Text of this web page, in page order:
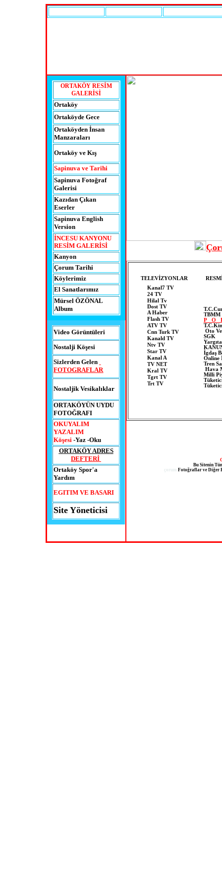
ORTAKÖY RESİM
GALERİSİ
Ortaköy
Ortaköyde Gece
Ortaköyden İnsan
Manzaraları
Ortaköy ve Kış
Sapinuva ve Tarihi
Sapinuva Fotoğraf
Galerisi
Kazıdan Çıkan
Eserler
Sapinuva English
Version
İNCESU KANYONU
RESİM GALERİSİ
Kanyon
Çorum Tarihi
Köylerimiz
El Sanatlarımız
Mürsel ÖZÖNAL
Album
Video Görüntüleri
Nostalji Köşesi
Sizlerden Gelen
FOTOGRAFLAR
Nostaljik Vesikalıklar
ORTAKÖYÜN UYDU
FOTOĞRAFI
OKUYALIM
YAZALIM
Köşesi-Yaz -Oku
ORTAKÖY ADRES
DEFTERİ
Ortaköy Spor'a
Yardım
EGITIM VE BASARI
Site Yöneticisi
TELEVİZYONLAR
Kanal7 TV
24 TV
Hilal Tv
Dost TV
A Haber
Flash TV
ATV TV
Cnn Turk TV
Kanald TV
Ntv TV
Star TV
Kanal A
TV NET
Kral TV
Tgrt TV
Trt TV
TBMM
P O
Oto
SGK
İgdaş
Online
Tren
Hava
Milli
Bu Sitenin
çorum Fotoğraflar ve Diğer